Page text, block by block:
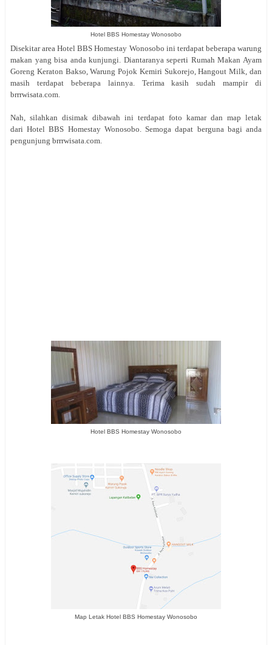
Hotel BBS Homestay Wonosobo
Disekitar area Hotel BBS Homestay Wonosobo ini terdapat beberapa warung
makan yang bisa anda kunjungi. Diantaranya seperti Rumah Makan Ayam
Goreng Keraton Bakso, Warung Pojok Kemiri Sukorejo, Hangout Milk, dan
masih terdapat beberapa lainnya. Terima kasih sudah mampir di
brrrwisata.com.
Nah, silahkan disimak dibawah ini terdapat foto kamar dan map letak
dari Hotel BBS Homestay Wonosobo. Semoga dapat berguna bagi anda
pengunjung brrrwisata.com.
Hotel BBS Homestay Wonosobo
Map Letak Hotel BBS Homestay Wonosobo